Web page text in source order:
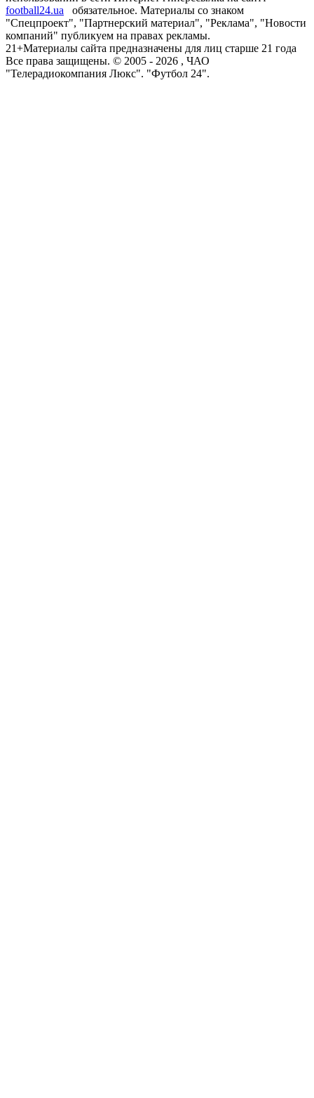
football24.ua
обязательное. Материалы со знаком
"Спецпроект", "Партнерский материал", "Реклама", "Новости
компаний" публикуем на правах рекламы.
21+Материалы сайта предназначены для лиц старше 21 года
Все права защищены. © 2005 - 2026 , ЧАО
"Телерадиокомпания Люкс". "Футбол 24".